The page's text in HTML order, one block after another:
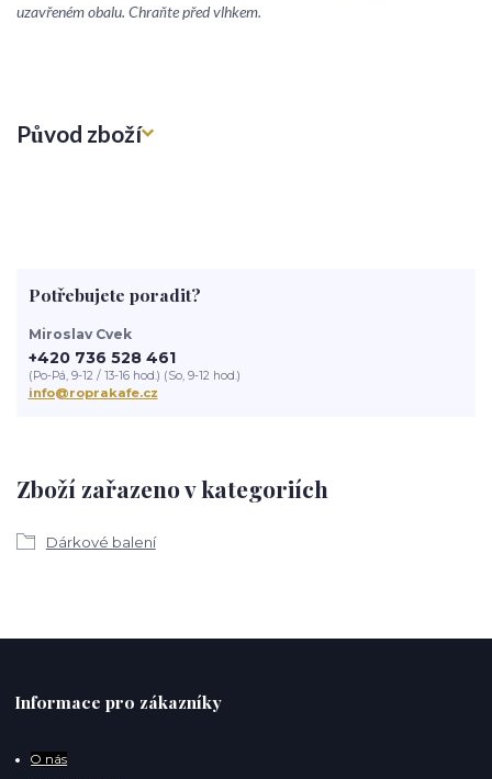
uzavřeném obalu. Chraňte před vlhkem.
Původ zboží
Zboží zařazeno v kategoriích
Dárkové balení
Potřebujete poradit?
Miroslav Cvek
+420 736 528 461
(Po-Pá, 9-12 / 13-16 hod.) (So, 9-12 hod.)
info@roprakafe.cz
Informace pro zákazníky
O nás